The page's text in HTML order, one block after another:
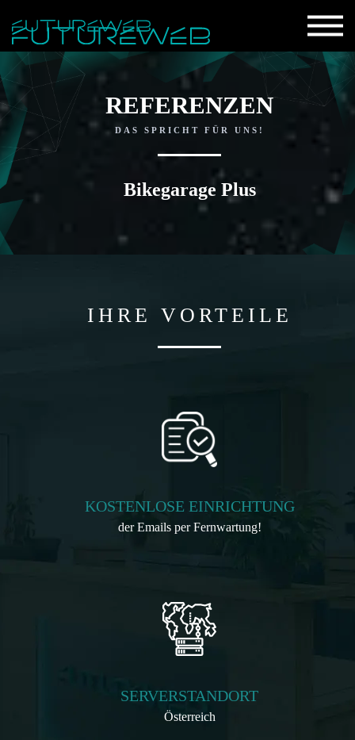
REFERENZEN
DAS SPRICHT FÜR UNS!
Bikegarage Plus
IHRE VORTEILE
KOSTENLOSE EINRICHTUNG
der Emails per Fernwartung!
SERVERSTANDORT
Österreich